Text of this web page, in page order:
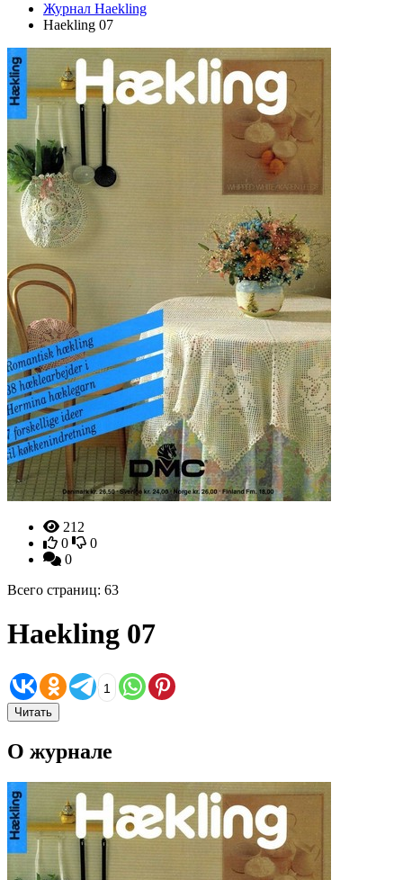
Журнал Haekling
Haekling 07
212
0
0
0
Всего страниц: 63
Haekling 07
1
Читать
О журнале